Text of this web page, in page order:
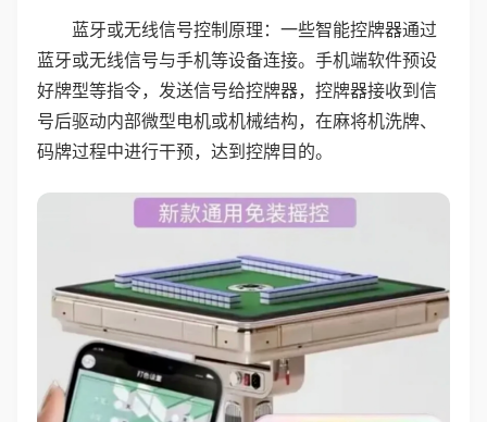
蓝牙或无线信号控制原理：一些智能控牌器通过
蓝牙或无线信号与手机等设备连接。手机端软件预设
好牌型等指令，发送信号给控牌器，控牌器接收到信
号后驱动内部微型电机或机械结构，在麻将机洗牌、
码牌过程中进行干预，达到控牌目的。